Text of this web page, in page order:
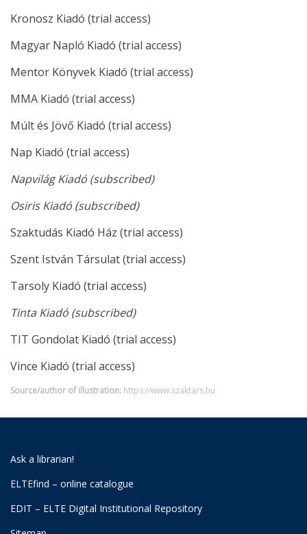
Kronosz Kiadó (trial access)
Magyar Napló Kiadó (trial access)
Mentor Könyvek Kiadó (trial access)
MMA Kiadó (trial access)
Múlt és Jövő Kiadó (trial access)
Nap Kiadó (trial access)
Napvilág Kiadó (subscribed)
Osiris Kiadó (subscribed)
Szaktudás Kiadó Ház (trial access)
Szent István Társulat (trial access)
Tarsoly Kiadó (trial access)
Tinta Kiadó (subscribed)
TIT Gondolat Kiadó (trial access)
Vince Kiadó (trial access)
Source/author of illustration: https://www.szaktars.hu
Ask a librarian!
ELTEfind – online catalogue
EDIT – ELTE Digital Institutional Repository